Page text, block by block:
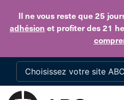
Il ne vous reste que 25
adhésion et profiter des 21